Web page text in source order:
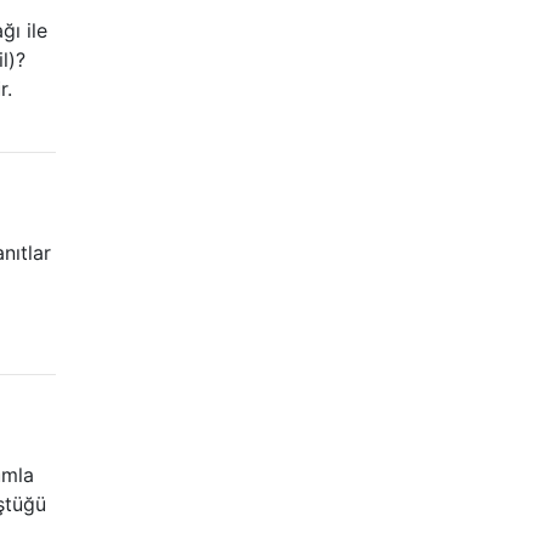
ile